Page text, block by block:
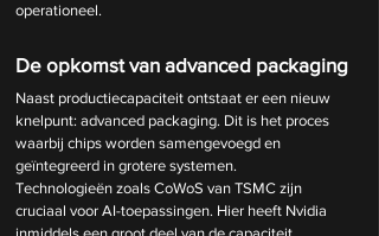
operationeel.
De opkomst van advanced packaging
Naast productiecapaciteit ontstaat er een nieuw
knelpunt: advanced packaging. Dit is het proces
waarbij chips worden samengevoegd en
geïntegreerd in grotere systemen.
Technologieën zoals CoWoS van TSMC zijn
cruciaal voor AI-toepassingen. Hier heeft Nvidia